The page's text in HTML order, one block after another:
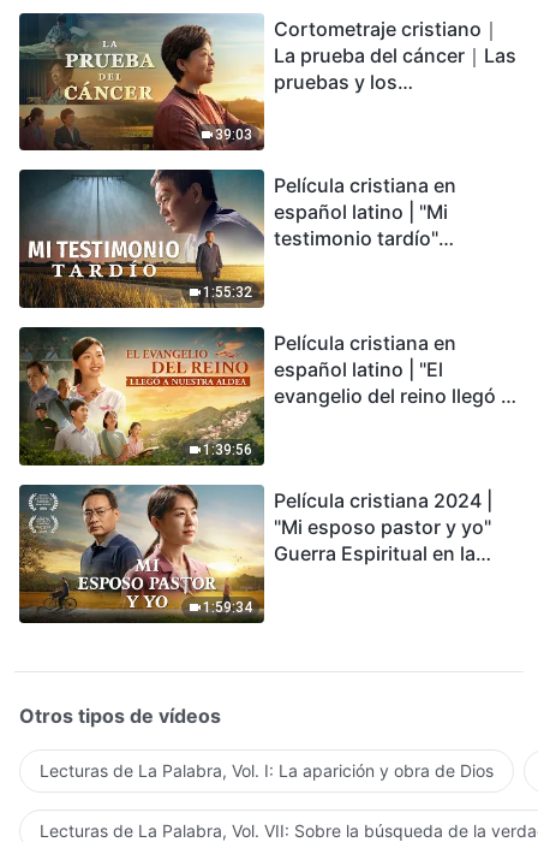
encontrarás refugio?
39:03
Cortometraje cristiano｜
La prueba del cáncer｜Las
pruebas y los
1:55:32
Película cristiana en
español latino | "Mi
testimonio tardío"
conmovedor
1:39:56
Película cristiana en
español latino | "El
evangelio del reino llegó a
1:59:34
Película cristiana 2024 |
"Mi esposo pastor y yo"
Guerra Espiritual en la
Otros tipos de vídeos
Lecturas de La Palabra, Vol. I: La aparición y obra de Dios
Lecturas de La Palabra, Vol. VII: Sobre la búsqueda de la